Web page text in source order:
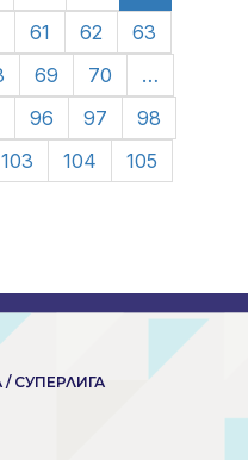
61 62
63
69 70
…
96 97
98
103 104
105
СУПЕРЛИГА